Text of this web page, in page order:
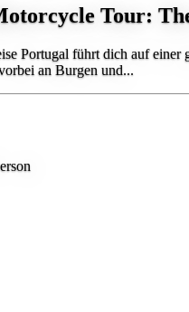
Tour:
Portugal führt dich auf
an Burgen und...